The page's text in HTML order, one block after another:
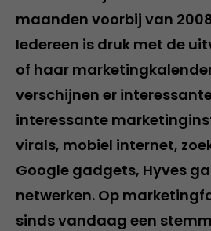
maanden voorbij van
Iedereen is druk met de
of haar
verschijnen er
interessante
virals, mobiel internet,
Google gadgets, Hyves
netwerken. Op
sinds vandaag een